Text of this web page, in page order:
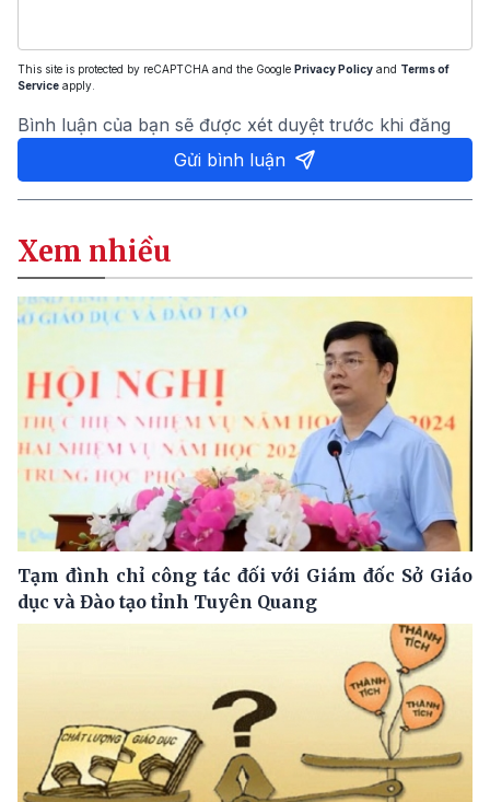
This site is protected by reCAPTCHA and the Google Privacy Policy and Terms of
Service apply.
Bình luận của bạn sẽ được xét duyệt trước khi đăng
Gửi bình luận
Xem nhiều
Tạm đình chỉ công tác đối với Giám đốc Sở Giáo
dục và Đào tạo tỉnh Tuyên Quang